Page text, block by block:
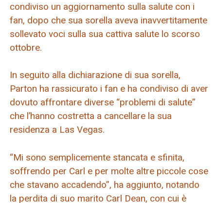
condiviso un aggiornamento sulla salute con i
fan, dopo che sua sorella aveva inavvertitamente
sollevato voci sulla sua cattiva salute lo scorso
ottobre.
In seguito alla dichiarazione di sua sorella,
Parton ha rassicurato i fan e ha condiviso di aver
dovuto affrontare diverse “problemi di salute”
che l’hanno costretta a cancellare la sua
residenza a Las Vegas.
“Mi sono semplicemente stancata e sfinita,
soffrendo per Carl e per molte altre piccole cose
che stavano accadendo”, ha aggiunto, notando
la perdita di suo marito Carl Dean, con cui è